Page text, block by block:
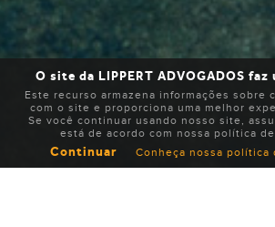
O site da LIPPERT ADVOGADOS
Este recurso armazena informações sobre
com o site e proporciona uma melhor
Se você continuar usando nosso site,
está de acordo com nossa política
Continuar Conheça nossa política